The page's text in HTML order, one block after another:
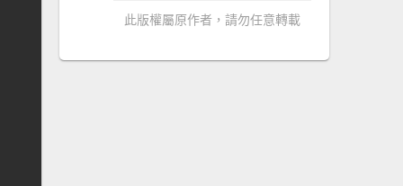
此版權屬原作者，請勿任意轉載